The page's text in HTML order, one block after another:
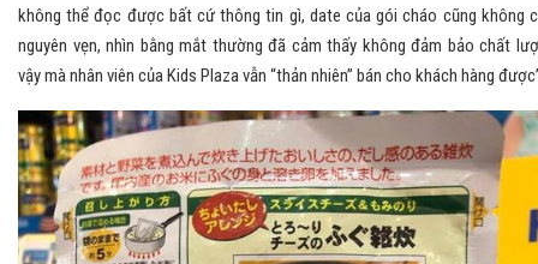
không thể đọc được bất cứ thông tin gì, date của gói cháo cũng không
nguyên vẹn, nhìn bằng mắt thường đã cảm thấy không đảm bảo chất
vậy mà nhân viên của Kids Plaza vẫn “thản nhiên” bán cho khách hàng